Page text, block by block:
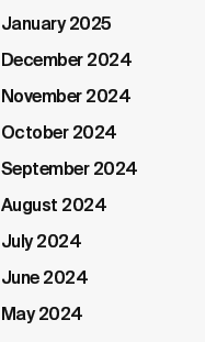
January 2025
December 2024
November 2024
October 2024
September 2024
August 2024
July 2024
June 2024
May 2024